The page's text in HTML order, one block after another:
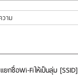
แยกชื่อWi-Fiให้เป็นลุ่ม [SSID]